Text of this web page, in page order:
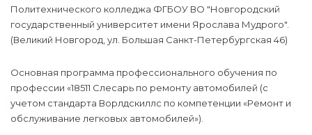
Политехнического колледжа ФГБОУ ВО "Новгородский
государственный университет имени Ярослава Мудрого".
(Великий Новгород, ул. Большая Санкт-Петербургская 46)
Основная программа профессионального обучения по
профессии «18511 Слесарь по ремонту автомобилей (с
учетом стандарта Ворлдскиллс по компетенции «Ремонт и
обслуживание легковых автомобилей»).